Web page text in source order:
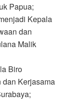
Papua;
Kepala
dan
Malik
Biro
Kerjasama